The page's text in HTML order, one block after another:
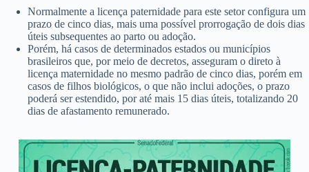
Normalmente a licença paternidade para este setor configura um
prazo de cinco dias, mais uma possível prorrogação de dois dias
úteis subsequentes ao parto ou adoção.
Porém, há casos de determinados estados ou municípios
brasileiros que, por meio de decretos, asseguram o direto à
licença maternidade no mesmo padrão de cinco dias, porém em
casos de filhos biológicos, o que não inclui adoções, o prazo
poderá ser estendido, por até mais 15 dias úteis, totalizando 20
dias de afastamento remunerado.